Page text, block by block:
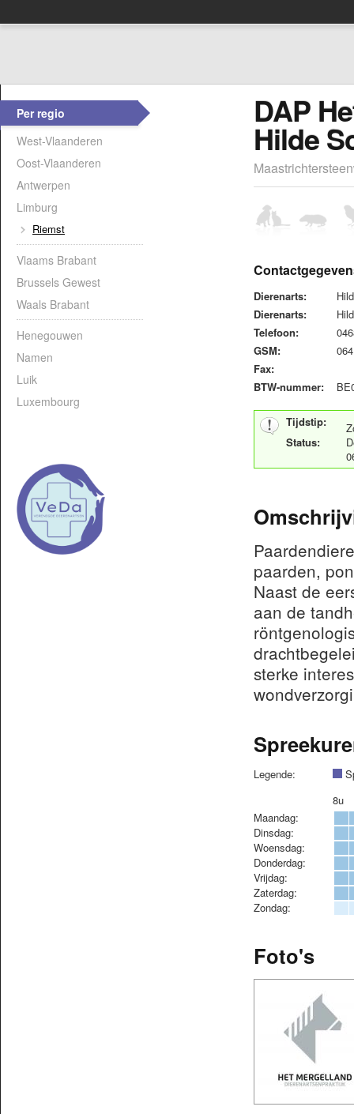
Per regio
West-Vlaanderen
Oost-Vlaanderen
Antwerpen
Limburg
Riemst
Vlaams Brabant
Brussels Gewest
Waals Brabant
Henegouwen
Namen
Luik
Luxembourg
DAP
Hilde
Dierenarts:
Dierenarts:
Telefoon:
GSM:
Fax:
BTW-nummer:
Tijdstip:
Status:
paarden,
Naast de
aan de
sterke
Legende:
8u
Maandag:
Dinsdag:
Woensdag:
Donderdag:
Vrijdag:
Zaterdag:
Zondag:
Foto's